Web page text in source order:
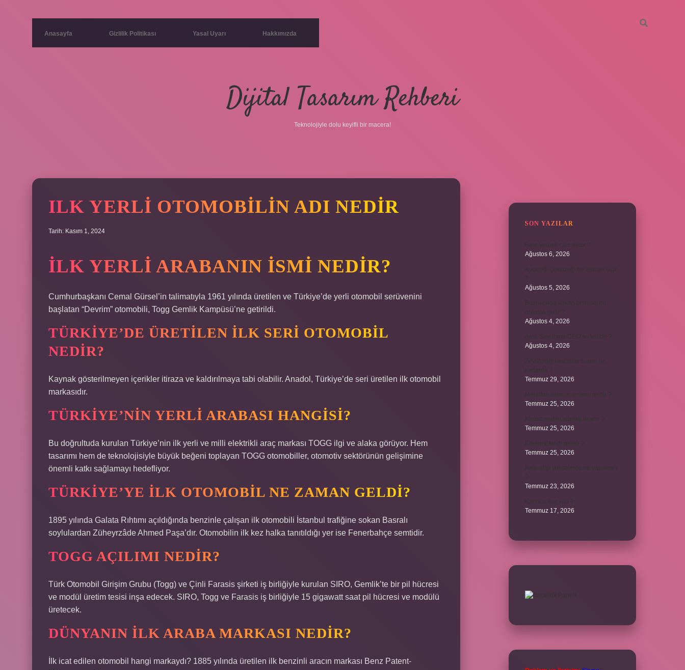
Anasayfa Gizlilik Politikası Yasal Uyarı Hakkımızda
Dijital Tasarım Rehberi
Teknolojiyle dolu keyifli bir macera!
ILK YERLI OTOMOBILIN ADI NEDIR
Tarih: Kasım 1, 2024
İLK YERLI ARABANIN ISMI NEDIR?
Cumhurbaşkanı Cemal Gürsel’in talimatıyla 1961 yılında üretilen ve Türkiye’de yerli otomobil serüvenini
başlatan “Devrim” otomobili, Togg Gemlik Kampüsü’ne getirildi.
TÜRKIYE’DE ÜRETILEN ILK SERI OTOMOBIL
NEDIR?
Kaynak gösterilmeyen içerikler itiraza ve kaldırılmaya tabi olabilir. Anadol, Türkiye’de seri üretilen ilk otomobil
markasıdır.
TÜRKIYE’NIN YERLI ARABASI HANGISI?
Bu doğrultuda kurulan Türkiye’nin ilk yerli ve milli elektrikli araç markası TOGG ilgi ve alaka görüyor. Hem
tasarımı hem de teknolojisiyle büyük beğeni toplayan TOGG otomobiller, otomotiv sektörünün gelişimine
önemli katkı sağlamayı hedefliyor.
TÜRKIYE’YE ILK OTOMOBIL NE ZAMAN GELDI?
1895 yılında Galata Rıhtımı açıldığında benzinle çalışan ilk otomobili İstanbul trafiğine sokan Basralı
soylulardan Züheyrzâde Ahmed Paşa’dır. Otomobilin ilk kez halka tanıtıldığı yer ise Fenerbahçe semtidir.
TOGG AÇILIMI NEDIR?
Türk Otomobil Girişim Grubu (Togg) ve Çinli Farasis şirketi iş birliğiyle kurulan SIRO, Gemlik’te bir pil hücresi
ve modül üretim tesisi inşa edecek. SIRO, Togg ve Farasis iş birliğiyle 15 gigawatt saat pil hücresi ve modülü
üretecek.
DÜNYANIN ILK ARABA MARKASI NEDIR?
İlk icat edilen otomobil hangi markaydı? 1885 yılında üretilen ilk benzinli aracın markası Benz Patent-
SON YAZILAR
Fare yemek caiz midir ?
Ağustos 6, 2026
Ayçiçeği çekirdeği ne zaman olur
Ağustos 5, 2026
Bulmacada köken bilimsel ne
Ağustos 4, 2026
Ağustos 4, 2026
Zeytinyağı bekleme süresi ne
Temmuz 29, 2026
Temmuz 25, 2026
Temmuz 25, 2026
Temmuz 25, 2026
Temmuz 23, 2026
Temmuz 17, 2026